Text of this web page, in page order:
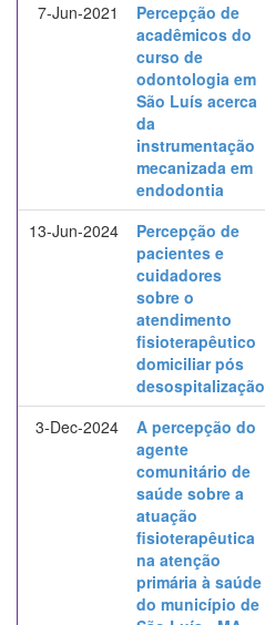
7-Jun-2021
Percepção de
acadêmicos do
curso de
odontologia em
São Luís acerca
da
instrumentação
mecanizada em
endodontia
13-Jun-2024
Percepção de
pacientes e
cuidadores
sobre o
atendimento
fisioterapêutico
domiciliar pós
desospitalização
3-Dec-2024
A percepção do
agente
comunitário de
saúde sobre a
atuação
fisioterapêutica
na atenção
primária à saúde
do município de